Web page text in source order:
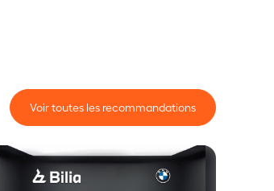
Voir toutes les recommandations